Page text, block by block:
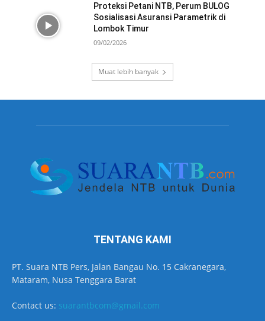
Proteksi Petani NTB, Perum BULOG
Sosialisasi Asuransi Parametrik di
Lombok Timur
09/02/2026
Muat lebih banyak
TENTANG KAMI
PT. Suara NTB Pers, Jalan Bangau No. 15 Cakranegara,
Mataram, Nusa Tenggara Barat
Contact us: suarantbcom@gmail.com